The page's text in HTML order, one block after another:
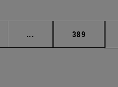
... Páginas intermedias
Página
389